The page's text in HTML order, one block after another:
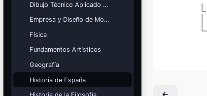
Ver calendario
Mis cursos
¡Nos GUSTA lo que hacemos y se
NOTA!
Bloques
Dibujo Técnico Aplicado a las Artes
Empresa y Diseño de Modelos de Negocio
Física
Fundamentos Artísticos
Geografía
Historia de España